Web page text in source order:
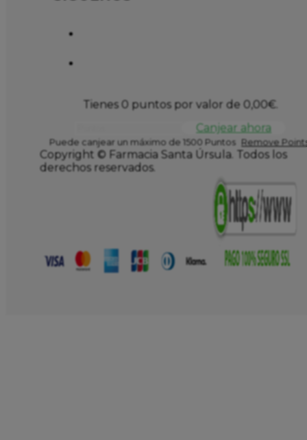
Tienes 0 puntos por valor de 0,00€.
Canjear ahora
Puede canjear un máximo de 1500 Puntos Remove
Copyright © Farmacia Santa Úrsula. Todos los
derechos reservados.